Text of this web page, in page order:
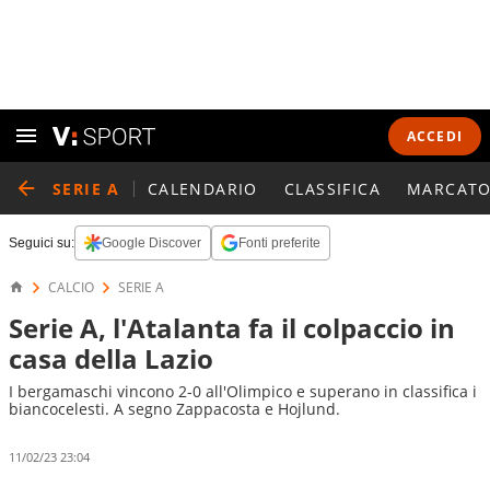
ACCEDI
SERIE A CALENDARIO CLASSIFICA
Seguici su: Google Discover Fonti preferite
CALCIO SERIE A
Serie A, l'Atalanta fa il colpaccio in
casa della Lazio
I bergamaschi vincono 2-0 all'Olimpico e superano in classifica i
biancocelesti. A segno Zappacosta e Hojlund.
11/02/23 23:04